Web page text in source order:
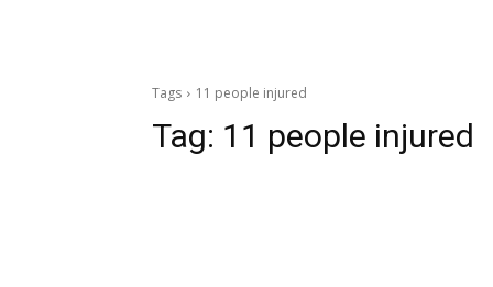
Tags 11 people injured
Tag: 11 people injured